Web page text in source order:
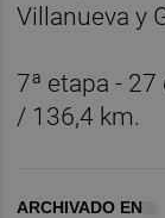
Villanueva y
7ª etapa -
/ 136,4 km.
ARCHIVADO EN